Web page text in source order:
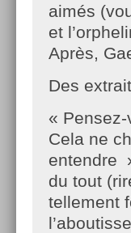
aimés
et
Après,
Des
«
Cela ne
entendre
du tout
tellement